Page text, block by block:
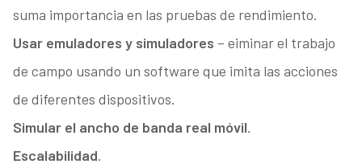
suma importancia en las pruebas de rendimiento.
Usar emuladores y simuladores – eiminar el trabajo
de campo usando un software que imita las acciones
de diferentes dispositivos.
Simular el ancho de banda real móvil.
Escalabilidad.